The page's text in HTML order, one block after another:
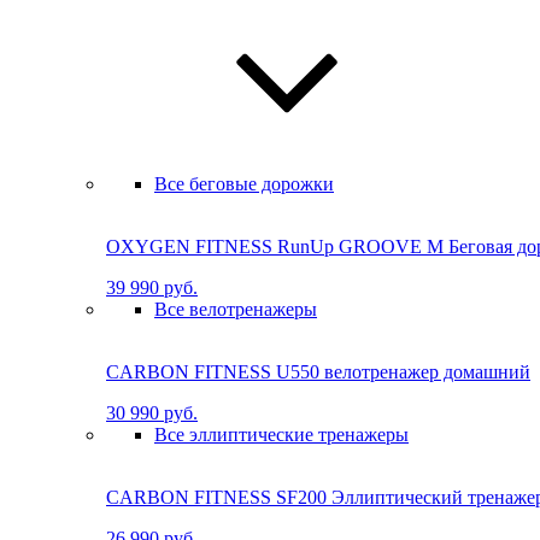
Все беговые дорожки
OXYGEN FITNESS RunUp GROOVE M Бе­го­вая
39 990 руб.
Все велотренажеры
CARBON FITNESS U550 велотренажер домашний
30 990 руб.
Все эллиптические тренажеры
CARBON FITNESS SF200 Эллиптический